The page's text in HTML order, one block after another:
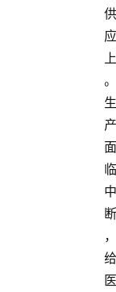
供
应
上
。
生
产
面
临
中
断
，
给
医